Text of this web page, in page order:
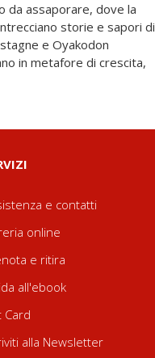
da assaporare, dove la
storie e sapori di
e Oyakodon
in metafore di crescita,
via veloce. Un viaggio
e l'immenso
e contatti
online
e ritira
all'ebook
Card
alla Newsletter